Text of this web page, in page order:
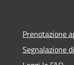
Prenotazione
Segnalazione